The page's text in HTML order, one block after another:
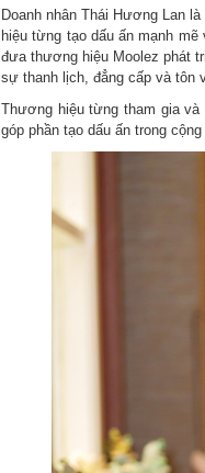
Doanh nhân Thái Hương Lan
hiệu từng tạo dấu ấn mạnh
đưa thương hiệu Moolez phát
sự thanh lịch, đẳng cấp và tôn
Thương hiệu từng tham gia
góp phần tạo dấu ấn trong